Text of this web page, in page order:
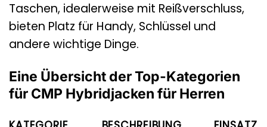
Taschen, idealerweise mit Reißverschluss,
bieten Platz für Handy, Schlüssel und
andere wichtige Dinge.
Eine Übersicht der Top-Kategorien
für CMP Hybridjacken für Herren